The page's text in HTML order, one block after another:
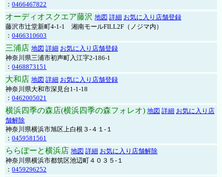
： 0466467822
オーディオスクエア藤沢 地図 詳細 お気に入り店舗登録
藤沢市辻堂新町4-1-1 湘南モールFILL2F（ノジマ内）
： 0466310603
三浦店 地図 詳細 お気に入り店舗登録
神奈川県三浦市初声町入江字2-186-1
： 0468873151
大和店 地図 詳細 お気に入り店舗登録
神奈川県大和市深見台1-1-18
： 0462005021
横浜四季の森店(横浜四季の森フォレオ) 地図 詳細 お気に入り店
舗解除
神奈川県横浜市旭区上白根３-４１-１
： 0459581561
ららぽーと横浜店 地図 詳細 お気に入り店舗解除
神奈川県横浜市都筑区池辺町４０３５-１
： 0459296252